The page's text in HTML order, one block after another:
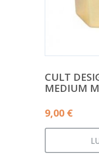
CULT
MEDIUM
9,00 €